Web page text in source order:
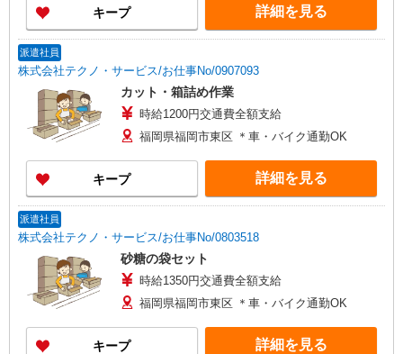
キープ 詳細を見る
派遣社員
株式会社テクノ・サービス/お仕事No/0907093
カット・箱詰め作業
時給1200円交通費全額支給
福岡県福岡市東区 ＊車・バイク通勤OK
キープ 詳細を見る
派遣社員
株式会社テクノ・サービス/お仕事No/0803518
砂糖の袋セット
時給1350円交通費全額支給
福岡県福岡市東区 ＊車・バイク通勤OK
キープ 詳細を見る